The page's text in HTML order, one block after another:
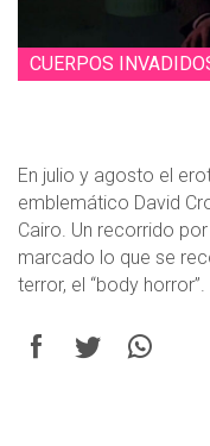
CUERPOS
En julio y agosto el
emblemático David
Cairo. Un recorrido
marcado lo que se
terror, el “body horror”.